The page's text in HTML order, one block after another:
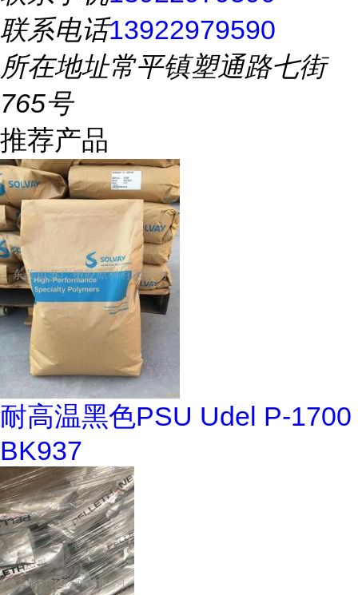
联系电话13922979590
所在地址常平镇塑通路七街
765号
推荐产品
耐高温黑色PSU Udel P-1700
BK937